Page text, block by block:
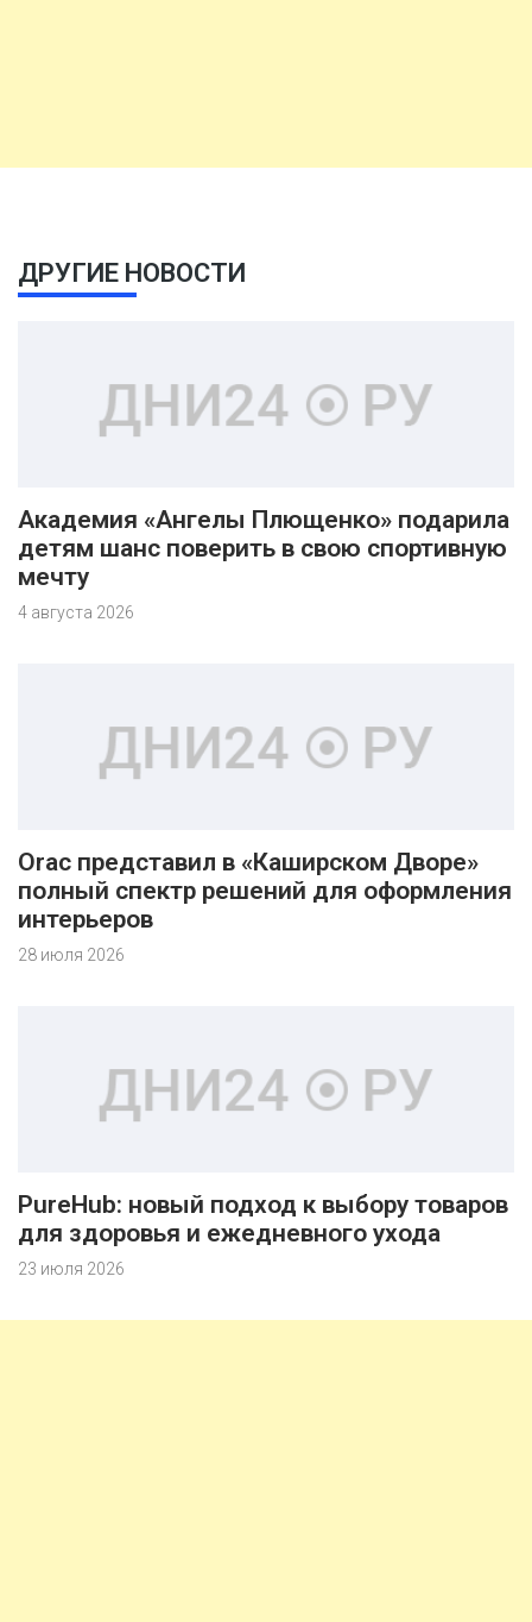
ДРУГИЕ НОВОСТИ
Академия «Ангелы Плющенко» подарила
детям шанс поверить в свою спортивную
мечту
4 августа 2026
Orac представил в «Каширском Дворе»
полный спектр решений для оформления
интерьеров
28 июля 2026
PureHub: новый подход к выбору товаров
для здоровья и ежедневного ухода
23 июля 2026